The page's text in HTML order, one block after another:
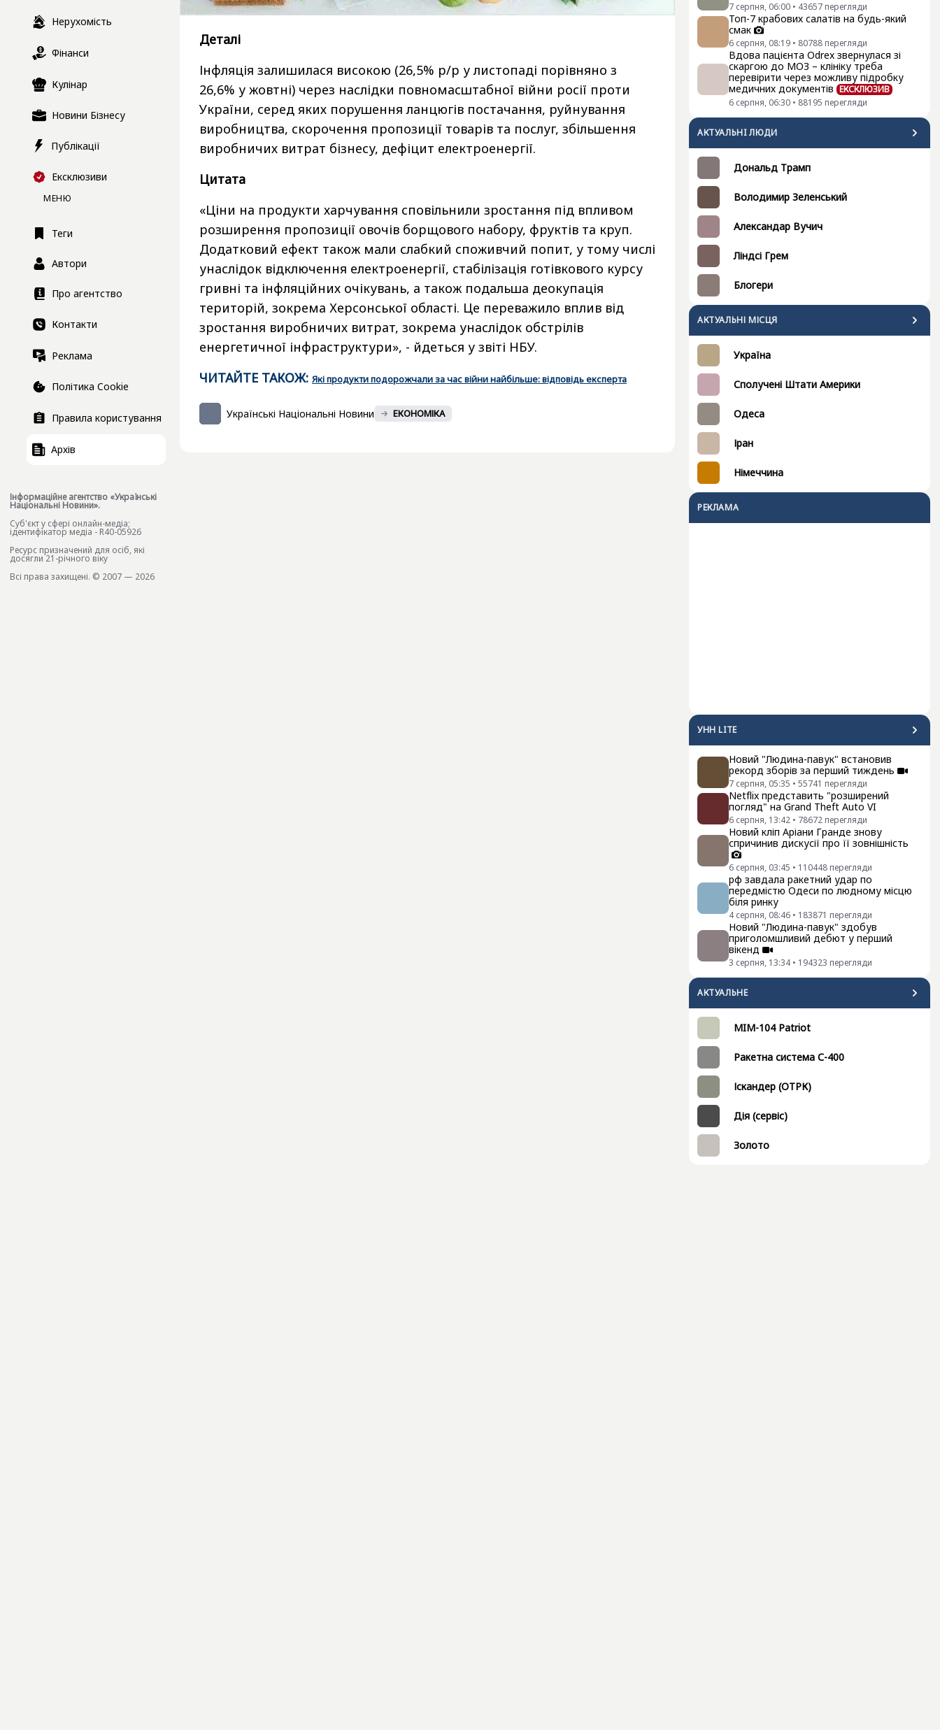
Нерухомість
Фінанси
Кулінар
Новини Бізнесу
Публікації
Ексклюзиви
МЕНЮ
Теги
Автори
Про агентство
Контакти
Реклама
Політика Cookie
Правила користування
Архів
Інформаційне агентство «Українські
Національні Новини».
Cуб'єкт у сфері онлайн-медіа;
ідентифікатор медіа - R40-05926
Ресурс призначений для осіб, які
досягли 21-річного віку
Всі права захищені. © 2007 — 2026
7 серпня, 06:00 • 43657 перегляди
Топ-7 крабових салатів на будь-який
смак
6 серпня, 08:19 • 80788 перегляди
Вдова пацієнта Odrex звернулася зі
скаргою до МОЗ – клініку треба
перевірити через можливу підробку
медичних документів ЕКСКЛЮЗИВ
6 серпня, 06:30 • 88195 перегляди
АКТУАЛЬНI ЛЮДИ
Дональд Трамп
Володимир Зеленський
Александар Вучич
Ліндсі Грем
Блогери
АКТУАЛЬНІ МІСЦЯ
Україна
Сполучені Штати Америки
Одеса
Іран
Німеччина
РЕКЛАМА
УНН LITE
Новий "Людина-павук" встановив
рекорд зборів за перший тиждень
7 серпня, 05:35 • 55741 перегляди
Netflix представить "розширений
погляд" на Grand Theft Auto VI
6 серпня, 13:42 • 78672 перегляди
Новий кліп Аріани Гранде знову
спричинив дискусії про її зовнішність
6 серпня, 03:45 • 110448 перегляди
рф завдала ракетний удар по
передмістю Одеси по людному місцю
біля ринку
4 серпня, 08:46 • 183871 перегляди
Новий "Людина-павук" здобув
приголомшливий дебют у перший
вікенд
3 серпня, 13:34 • 194323 перегляди
АКТУАЛЬНЕ
MIM-104 Patriot
Ракетна система С-400
Іскандер (ОТРК)
Дія (сервіс)
Золото
Деталі
Інфляція залишилася високою (26,5% р/р у листопаді порівняно з
26,6% у жовтні) через наслідки повномасштабної війни росії проти
України, серед яких порушення ланцюгів постачання, руйнування
виробництва, скорочення пропозиції товарів та послуг, збільшення
виробничих витрат бізнесу, дефіцит електроенергії.
Цитата
«Ціни на продукти харчування сповільнили зростання під впливом
розширення пропозиції овочів борщового набору, фруктів та круп.
Додатковий ефект також мали слабкий споживчий попит, у тому числі
унаслідок відключення електроенергії, стабілізація готівкового курсу
гривні та інфляційних очікувань, а також подальша деокупація
територій, зокрема Херсонської області. Це переважило вплив від
зростання виробничих витрат, зокрема унаслідок обстрілів
енергетичної інфраструктури», - йдеться у звіті НБУ.
ЧИТАЙТЕ ТАКОЖ: Які продукти подорожчали за час війни найбільше: відповідь експерта
Українські Національні Новини ЕКОНОМІКА